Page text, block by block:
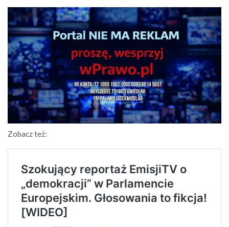
Zobacz też: